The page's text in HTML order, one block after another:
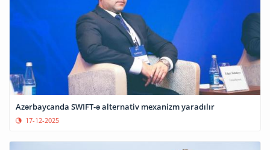
Azərbaycanda SWIFT-ə alternativ mexanizm yaradılır
17-12-2025